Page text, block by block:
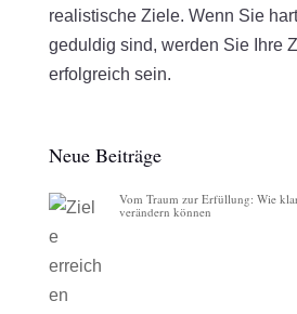
realistische Ziele. Wenn Sie
geduldig sind, werden Sie Ihre
erfolgreich sein.
Neue Beiträge
Vom Traum zur Erfüllung: Wie
verändern können